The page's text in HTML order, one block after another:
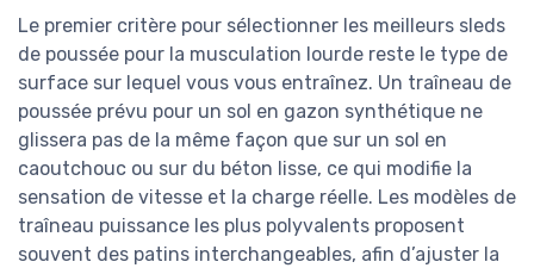
Le premier critère pour sélectionner les meilleurs sleds
de poussée pour la musculation lourde reste le type de
surface sur lequel vous vous entraînez. Un traîneau de
poussée prévu pour un sol en gazon synthétique ne
glissera pas de la même façon que sur un sol en
caoutchouc ou sur du béton lisse, ce qui modifie la
sensation de vitesse et la charge réelle. Les modèles de
traîneau puissance les plus polyvalents proposent
souvent des patins interchangeables, afin d’ajuster la